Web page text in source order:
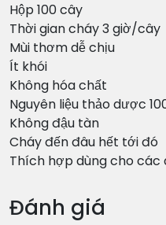
Hộp 100 cây
Thời gian cháy 3 giờ/cây
Mùi thơm dễ chịu
Ít khói
Không hóa chất
Nguyên liệu thảo dược
Không đậu tàn
Cháy đến đâu hết tới đó
Thích hợp dùng cho các
Đánh giá